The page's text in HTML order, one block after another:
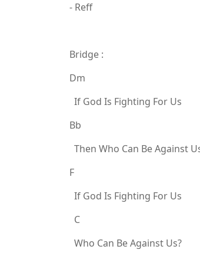
- Reff
Bridge :
Dm
If God Is Fighting For Us
Bb
Then Who Can Be Against
F
If God Is Fighting For Us
C
Who Can Be Against Us?